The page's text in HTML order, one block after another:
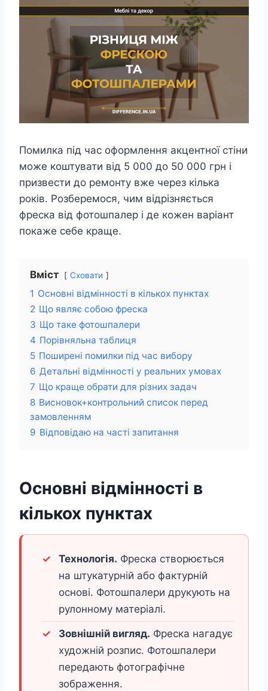
Помилка під час оформлення акцентної стіни
може коштувати від 5 000 до 50 000 грн і
призвести до ремонту вже через кілька
років. Розберемося, чим відрізняється
фреска від фотошпалер і де кожен варіант
покаже себе краще.
Вміст Сховати
1 Основні відмінності в кількох пунктах
2 Що являє собою фреска
3 Що таке фотошпалери
4 Порівняльна таблиця
5 Поширені помилки під час вибору
6 Детальні відмінності у реальних умовах
7 Що краще обрати для різних задач
8 Висновок+контрольний список перед
замовленням
9 Відповідаю на часті запитання
Основні відмінності в
кількох пунктах
Технологія. Фреска створюється
на штукатурній або фактурній
основі. Фотошпалери друкують на
рулонному матеріалі.
Зовнішній вигляд. Фреска нагадує
художній розпис. Фотошпалери
передають фотографічне
зображення.